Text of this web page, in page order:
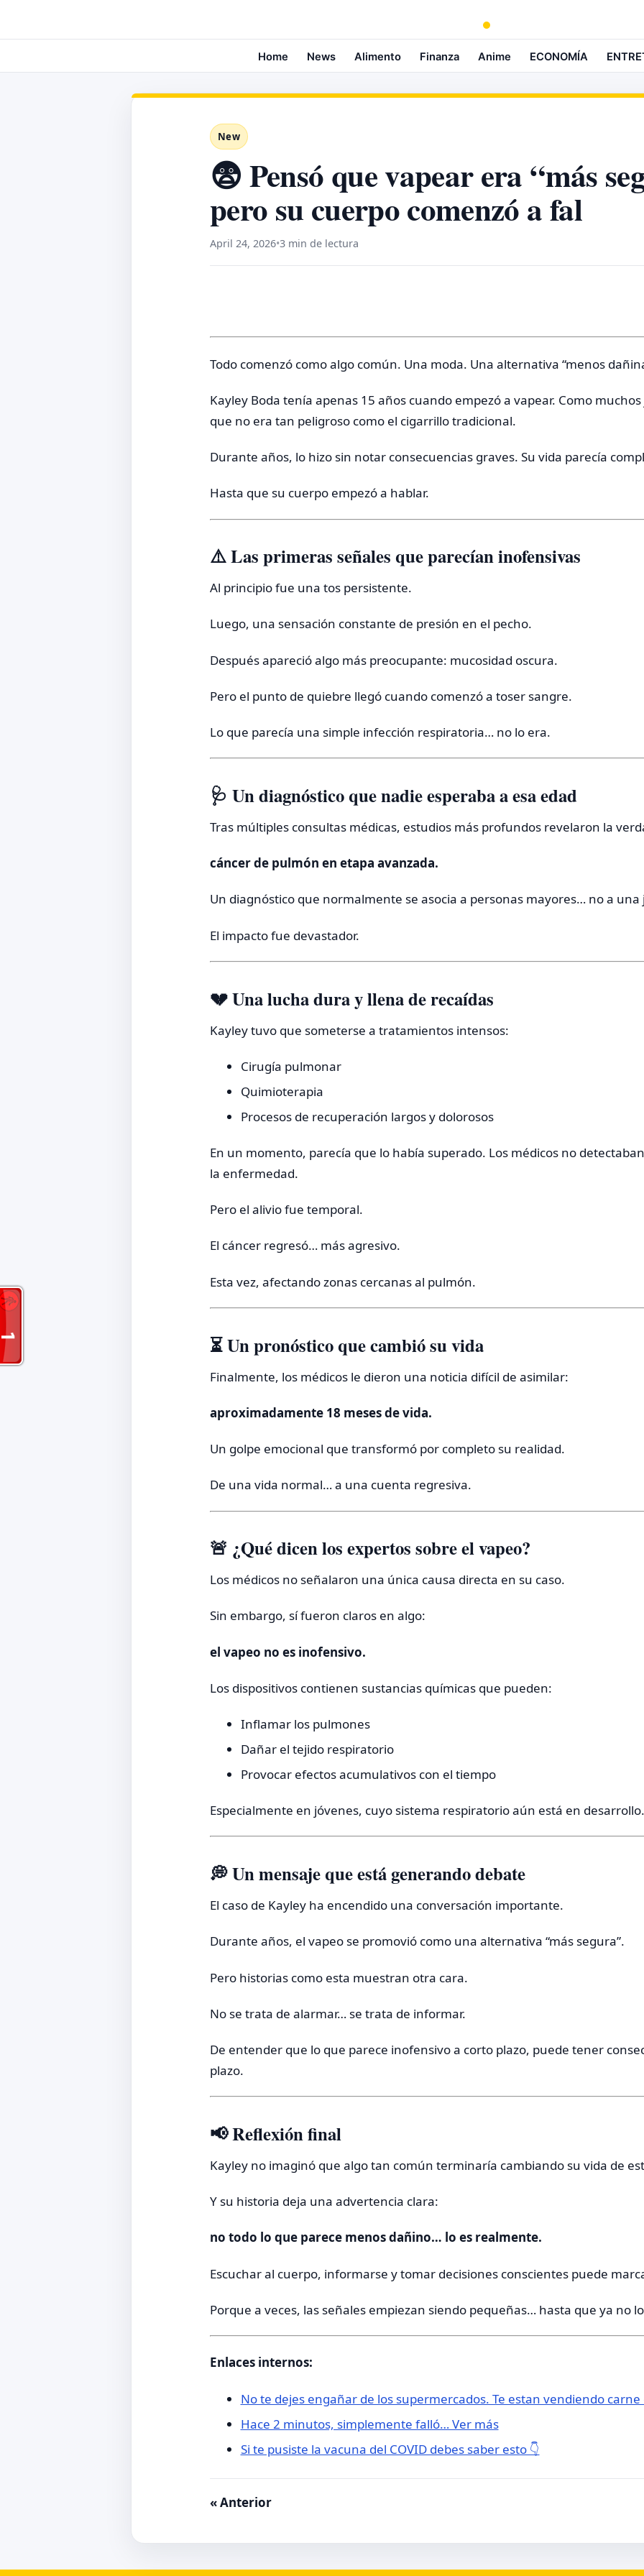
Home News Alimento Finanza Anime ECONOMÍA
New
😨 Pensó que vapear era “más
pero su cuerpo comenzó a fal
April 24, 2026•3 min de lectura
Todo comenzó como algo común. Una moda. Una alternativa “menos
Kayley Boda tenía apenas 15 años cuando empezó a vapear. Como
que no era tan peligroso como el cigarrillo tradicional.
Durante años, lo hizo sin notar consecuencias graves. Su vida parecía
Hasta que su cuerpo empezó a hablar.
⚠️ Las primeras señales que parecían inofensivas
Al principio fue una tos persistente.
Luego, una sensación constante de presión en el pecho.
Después apareció algo más preocupante: mucosidad oscura.
Pero el punto de quiebre llegó cuando comenzó a toser sangre.
Lo que parecía una simple infección respiratoria… no lo era.
🩺 Un diagnóstico que nadie esperaba a esa edad
Tras múltiples consultas médicas, estudios más profundos revelaron la
cáncer de pulmón en etapa avanzada.
Un diagnóstico que normalmente se asocia a personas mayores… no a una
El impacto fue devastador.
💔 Una lucha dura y llena de recaídas
Kayley tuvo que someterse a tratamientos intensos:
Cirugía pulmonar
Quimioterapia
Procesos de recuperación largos y dolorosos
En un momento, parecía que lo había superado. Los médicos no
la enfermedad.
Pero el alivio fue temporal.
El cáncer regresó… más agresivo.
Esta vez, afectando zonas cercanas al pulmón.
⏳ Un pronóstico que cambió su vida
Finalmente, los médicos le dieron una noticia difícil de asimilar:
aproximadamente 18 meses de vida.
Un golpe emocional que transformó por completo su realidad.
De una vida normal… a una cuenta regresiva.
🚨 ¿Qué dicen los expertos sobre el vapeo?
Los médicos no señalaron una única causa directa en su caso.
Sin embargo, sí fueron claros en algo:
el vapeo no es inofensivo.
Los dispositivos contienen sustancias químicas que pueden:
Inflamar los pulmones
Dañar el tejido respiratorio
Provocar efectos acumulativos con el tiempo
Especialmente en jóvenes, cuyo sistema respiratorio aún está en desarrollo.
💭 Un mensaje que está generando debate
El caso de Kayley ha encendido una conversación importante.
Durante años, el vapeo se promovió como una alternativa “más segura”.
Pero historias como esta muestran otra cara.
No se trata de alarmar… se trata de informar.
De entender que lo que parece inofensivo a corto plazo, puede tener
plazo.
📢 Reflexión final
Kayley no imaginó que algo tan común terminaría cambiando su vida de
Y su historia deja una advertencia clara:
no todo lo que parece menos dañino… lo es realmente.
Escuchar al cuerpo, informarse y tomar decisiones conscientes puede
Porque a veces, las señales empiezan siendo pequeñas… hasta que ya no
Enlaces internos:
No te dejes engañar de los supermercados. Te estan vendiendo
Hace 2 minutos, simplemente falló… Ver más
Si te pusiste la vacuna del COVID debes saber esto 👇
« Anterior